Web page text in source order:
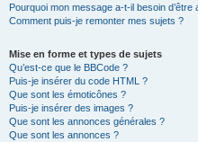
Pourquoi mon message a-t-il besoin d’être
Comment puis-je remonter mes sujets ?
Mise en forme et types de sujets
Qu’est-ce que le BBCode ?
Puis-je insérer du code HTML ?
Que sont les émoticônes ?
Puis-je insérer des images ?
Que sont les annonces générales ?
Que sont les annonces ?